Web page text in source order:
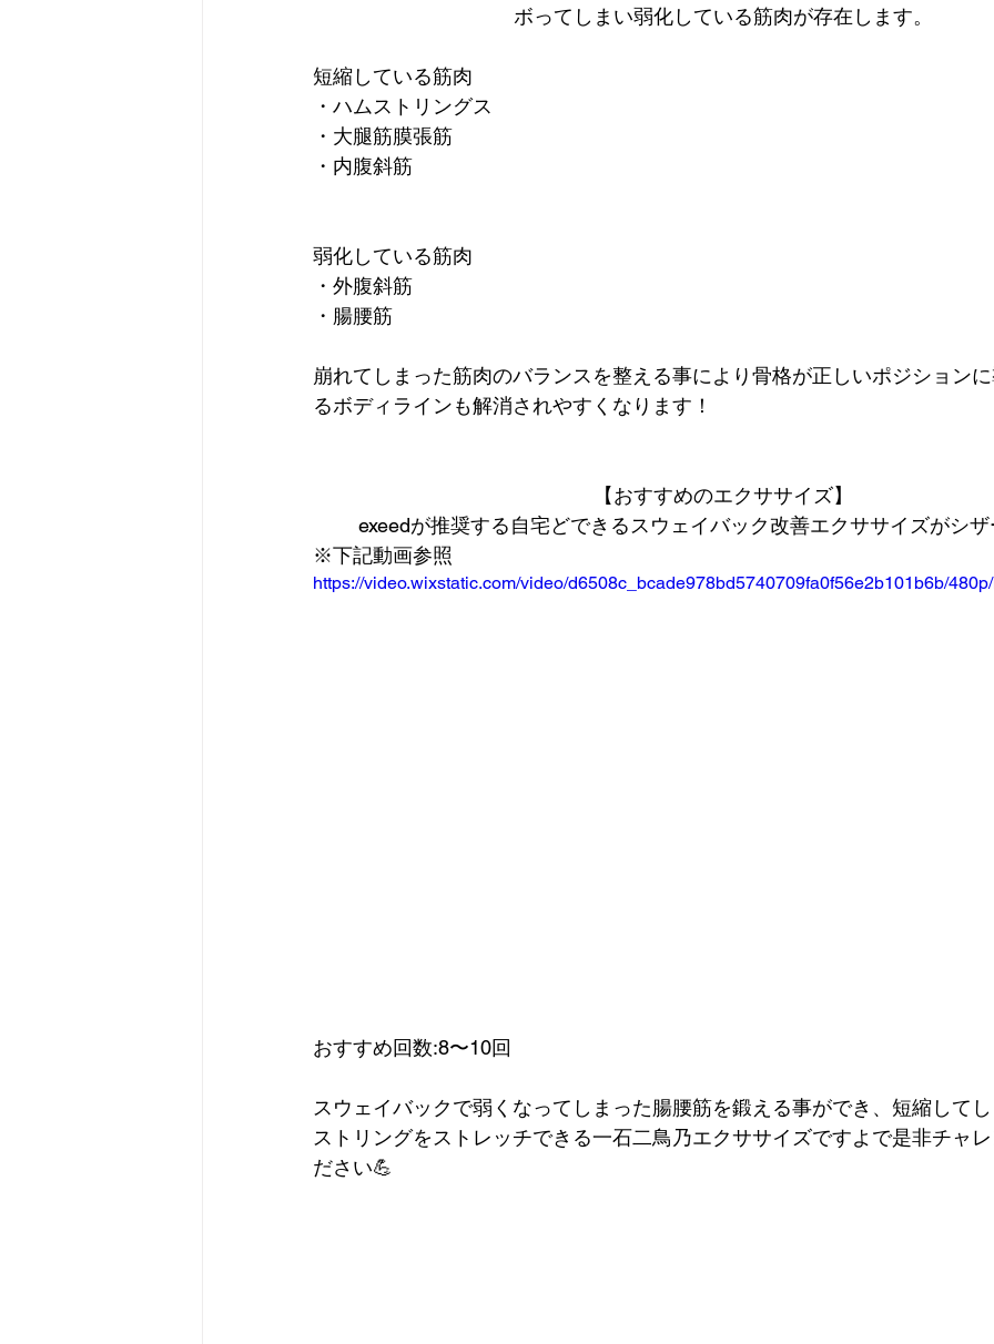
ボってしまい弱化している筋肉が存在します。
短縮している筋肉
・ハムストリングス
・大腿筋膜張筋
・内腹斜筋
弱化している筋肉
・外腹斜筋
・腸腰筋
崩れてしまった筋肉のバランスを整える事により骨格が正しいポジション
るボディラインも解消されやすくなります！
【おすすめのエクササイズ】
exeedが推奨する自宅どできるスウェイバック改善エクササイズがシザ
※下記動画参照
https://video.wixstatic.com/video/d6508c_bcade978bd5740709fa0f56e2b101b6b/
おすすめ回数:8〜10回
スウェイバックで弱くなってしまった腸腰筋を鍛える事ができ、短縮して
ストリングをストレッチできる一石二鳥乃エクササイズですよで是非チャレ
ださい💪